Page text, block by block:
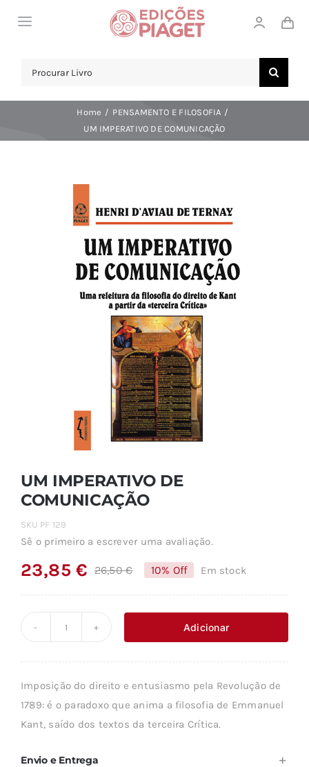
Toggle
Search
Home
PENSAMENTO E FILOSOFIA
UM IMPERATIVO DE COMUNICAÇÃO
UM IMPERATIVO DE
COMUNICAÇÃO
SKU PF 129
Sê o primeiro a escrever uma avaliação.
26,50€O
original
era:
23,85€
O
é:
10% Off Em stock
DE
Adicionar
Imposição do direito e entusiasmo pela Revolução de
1789: é o paradoxo que anima a filosofia de Emmanuel
Kant, saído dos textos da terceira Crítica.
Envio e Entrega